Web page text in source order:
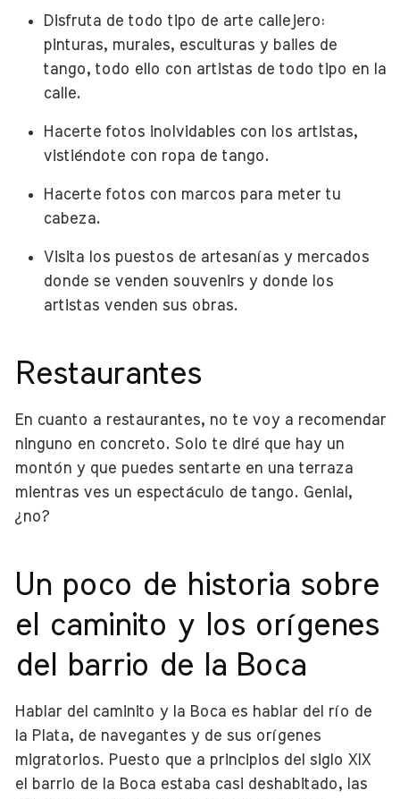
Disfruta de todo tipo de arte callejero:
pinturas, murales, esculturas y bailes de
tango, todo ello con artistas de todo tipo en la
calle.
Hacerte fotos inolvidables con los artistas,
vistiéndote con ropa de tango.
Hacerte fotos con marcos para meter tu
cabeza.
Visita los puestos de artesanías y mercados
donde se venden souvenirs y donde los
artistas venden sus obras.
Restaurantes
En cuanto a restaurantes, no te voy a recomendar
ninguno en concreto. Solo te diré que hay un
montón y que puedes sentarte en una terraza
mientras ves un espectáculo de tango. Genial,
¿no?
Un poco de historia sobre
el caminito y los orígenes
del barrio de la Boca
Hablar del caminito y la Boca es hablar del río de
la Plata, de navegantes y de sus orígenes
migratorios. Puesto que a principios del siglo XIX
el barrio de la Boca estaba casi deshabitado, las